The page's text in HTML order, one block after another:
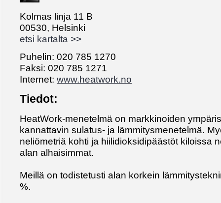
Kolmas linja 11 B
00530, Helsinki
etsi kartalta >>
Puhelin: 020 785 1270
Faksi: 020 785 1271
Internet: www.heatwork.no
Tiedot:
HeatWork-menetelmä on markkinoiden
kannattavin sulatus- ja lämmitysmenetelmä.
neliömetriä kohti ja hiilidioksidipäästöt kiloissa
alan alhaisimmat.
Meillä on todistetusti alan korkein
%.